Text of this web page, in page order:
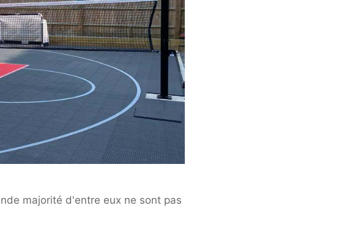
majorité d'entre eux ne sont pas